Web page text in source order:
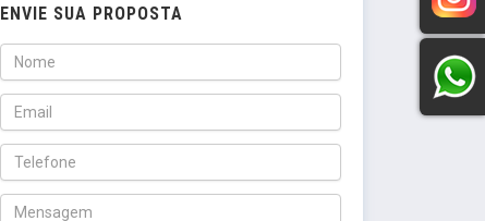
ENVIE SUA PROPOSTA